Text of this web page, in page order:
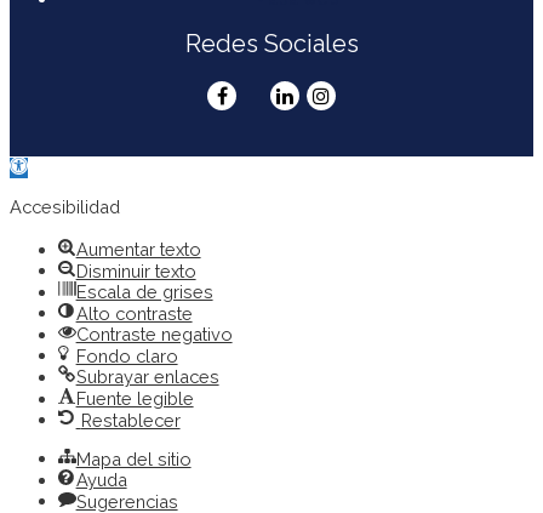
Redes Sociales
Abrir
de
Accesibilidad
Aumentar texto
Disminuir texto
Escala de grises
Alto contraste
Contraste negativo
Fondo claro
Subrayar enlaces
Fuente legible
Restablecer
Mapa del sitio
Ayuda
Sugerencias